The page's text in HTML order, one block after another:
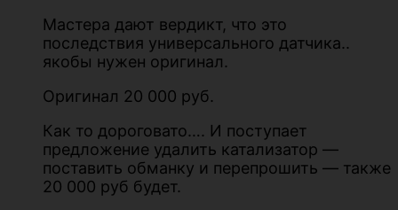
Мастера дают вердикт, что это
последствия универсального датчика..
якобы нужен оригинал.
Оригинал 20 000 руб.
Как то дороговато…. И поступает
предложение удалить катализатор —
поставить обманку и перепрошить — также
20 000 руб будет.